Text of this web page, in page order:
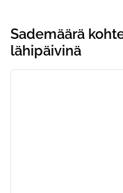
Sademäärä
lähipäivinä